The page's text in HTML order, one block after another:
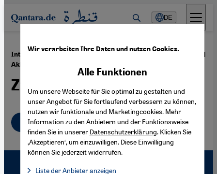
Direkt zum Inhalt springen
DE
Interview mit dem türkischen Schriftsteller Dogan
Akhanli
·18.01.2011
Zwischen den Fronten
Deutsch
Wir verarbeiten Ihre Daten und nutzen Cookies.
Alle Funktionen
Um unsere Webseite für Sie optimal zu gestalten und
unser Angebot für Sie fortlaufend verbessern zu können,
nutzen wir funktionale und Marketingcookies. Mehr
Information zu den Anbietern und der Funktionsweise
finden Sie in unserer Datenschutzerklärung. Klicken Sie
‚Akzeptieren‘, um einzuwilligen. Diese Einwilligung
können Sie jederzeit widerrufen.
Liste der Anbieter anzeigen